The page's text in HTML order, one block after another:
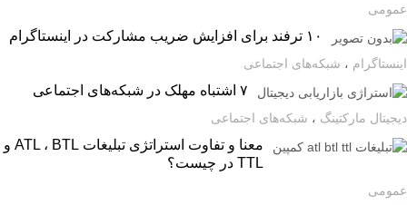
۱۰ ترفند برای افزایش ضریب مشارکت در اینستاگرام
،شبکه‌های اجتماعی
مارکتینگ،شبکه‌های اجتماعی
معنا و تفاوت استراتژی تبلیغات ATL ، BTL و
TTL در چیست؟